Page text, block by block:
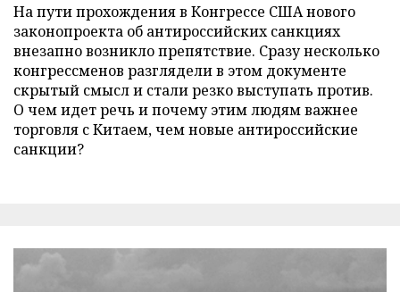
На пути прохождения в Конгрессе США нового
законопроекта об антироссийских санкциях
внезапно возникло препятствие. Сразу несколько
конгрессменов разглядели в этом документе
скрытый смысл и стали резко выступать против.
О чем идет речь и почему этим людям важнее
торговля с Китаем, чем новые антироссийские
санкции?